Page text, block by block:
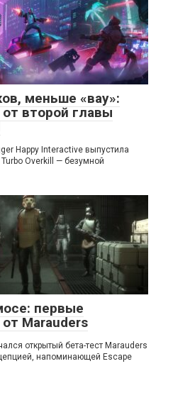
меньше «вау»:
второй главы
Happy Interactive выпустила
Overkill — безумной
первые
Marauders
открытый бета-тест Marauders
напоминающей Escape